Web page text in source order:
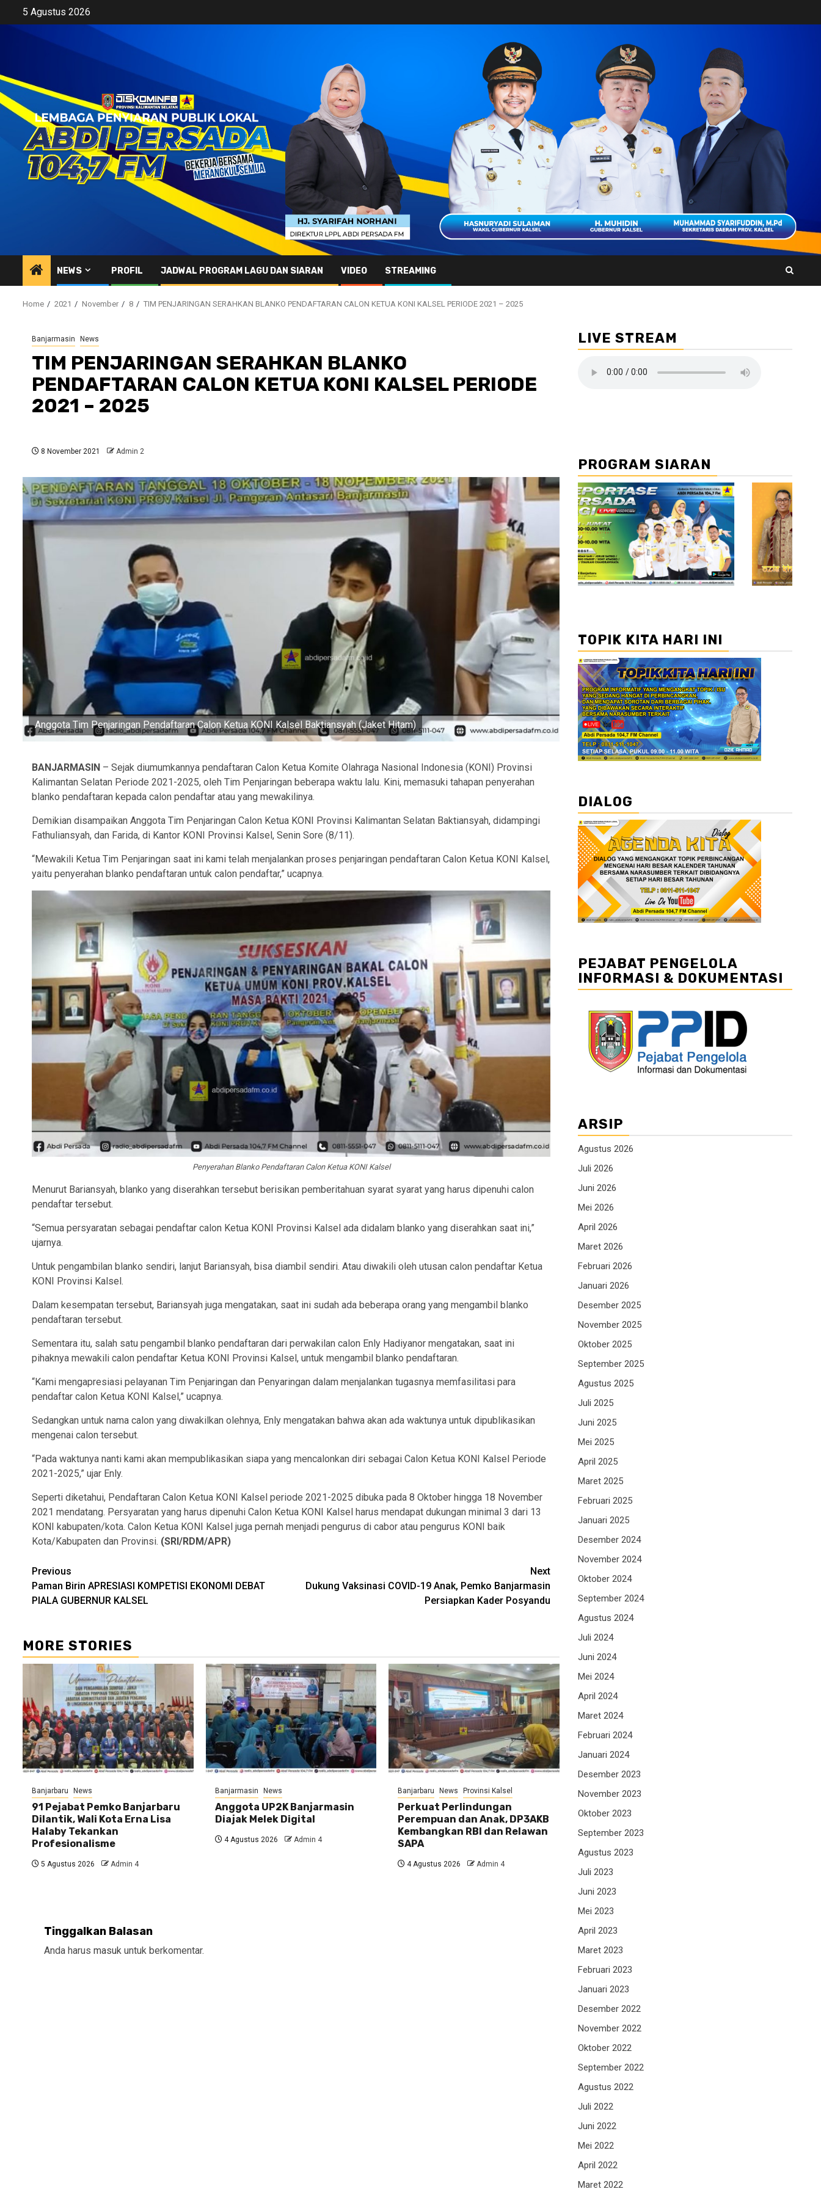
content
5 Agustus 2026
NEWS PROFIL JADWAL PROGRAM LAGU DAN SIARAN VIDEO STREAMING
Home 2021 November 8 TIM PENJARINGAN SERAHKAN BLANKO PENDAFTARAN CALON KETUA KONI KALSEL PERIODE 2021 – 2025
Banjarmasin News
TIM PENJARINGAN SERAHKAN BLANKO
PENDAFTARAN CALON KETUA KONI KALSEL PERIODE
2021 – 2025
8 November 2021 Admin 2
Anggota Tim Penjaringan Pendaftaran Calon Ketua KONI Kalsel Baktiansyah (Jaket Hitam)
BANJARMASIN – Sejak diumumkannya pendaftaran Calon Ketua Komite Olahraga Nasional Indonesia (KONI) Provinsi
Kalimantan Selatan Periode 2021-2025, oleh Tim Penjaringan beberapa waktu lalu. Kini, memasuki tahapan penyerahan
blanko pendaftaran kepada calon pendaftar atau yang mewakilinya.
Demikian disampaikan Anggota Tim Penjaringan Calon Ketua KONI Provinsi Kalimantan Selatan Baktiansyah, didampingi
Fathuliansyah, dan Farida, di Kantor KONI Provinsi Kalsel, Senin Sore (8/11).
“Mewakili Ketua Tim Penjaringan saat ini kami telah menjalankan proses penjaringan pendaftaran Calon Ketua KONI Kalsel,
yaitu penyerahan blanko pendaftaran untuk calon pendaftar,” ucapnya.
Penyerahan Blanko Pendaftaran Calon Ketua KONI Kalsel
Menurut Bariansyah, blanko yang diserahkan tersebut berisikan pemberitahuan syarat syarat yang harus dipenuhi calon
pendaftar tersebut.
“Semua persyaratan sebagai pendaftar calon Ketua KONI Provinsi Kalsel ada didalam blanko yang diserahkan saat ini,”
ujarnya.
Untuk pengambilan blanko sendiri, lanjut Bariansyah, bisa diambil sendiri. Atau diwakili oleh utusan calon pendaftar Ketua
KONI Provinsi Kalsel.
Dalam kesempatan tersebut, Bariansyah juga mengatakan, saat ini sudah ada beberapa orang yang mengambil blanko
pendaftaran tersebut.
Sementara itu, salah satu pengambil blanko pendaftaran dari perwakilan calon Enly Hadiyanor mengatakan, saat ini
pihaknya mewakili calon pendaftar Ketua KONI Provinsi Kalsel, untuk mengambil blanko pendaftaran.
“Kami mengapresiasi pelayanan Tim Penjaringan dan Penyaringan dalam menjalankan tugasnya memfasilitasi para
pendaftar calon Ketua KONI Kalsel,” ucapnya.
Sedangkan untuk nama calon yang diwakilkan olehnya, Enly mengatakan bahwa akan ada waktunya untuk dipublikasikan
mengenai calon tersebut.
“Pada waktunya nanti kami akan mempublikasikan siapa yang mencalonkan diri sebagai Calon Ketua KONI Kalsel Periode
2021-2025,” ujar Enly.
Seperti diketahui, Pendaftaran Calon Ketua KONI Kalsel periode 2021-2025 dibuka pada 8 Oktober hingga 18 November
2021 mendatang. Persyaratan yang harus dipenuhi Calon Ketua KONI Kalsel harus mendapat dukungan minimal 3 dari 13
KONI kabupaten/kota. Calon Ketua KONI Kalsel juga pernah menjadi pengurus di cabor atau pengurus KONI baik
Kota/Kabupaten dan Provinsi. (SRI/RDM/APR)
Continue
Reading
Previous
Paman Birin APRESIASI KOMPETISI EKONOMI DEBAT
PIALA GUBERNUR KALSEL
Next
Dukung Vaksinasi COVID-19 Anak, Pemko Banjarmasin
Persiapkan Kader Posyandu
MORE STORIES
Banjarbaru News
91 Pejabat Pemko Banjarbaru
Dilantik, Wali Kota Erna Lisa
Halaby Tekankan
Profesionalisme
5 Agustus 2026 Admin 4
Banjarmasin News
Anggota UP2K Banjarmasin
Diajak Melek Digital
4 Agustus 2026 Admin 4
Banjarbaru News Provinsi Kalsel
Perkuat Perlindungan
Perempuan dan Anak, DP3AKB
Kembangkan RBI dan Relawan
SAPA
4 Agustus 2026 Admin 4
Tinggalkan Balasan
Anda harus masuk untuk berkomentar.
LIVE STREAM
PROGRAM SIARAN
//1 //2
TOPIK KITA HARI INI
DIALOG
PEJABAT PENGELOLA
INFORMASI & DOKUMENTASI
ARSIP
Agustus 2026
Juli 2026
Juni 2026
Mei 2026
April 2026
Maret 2026
Februari 2026
Januari 2026
Desember 2025
November 2025
Oktober 2025
September 2025
Agustus 2025
Juli 2025
Juni 2025
Mei 2025
April 2025
Maret 2025
Februari 2025
Januari 2025
Desember 2024
November 2024
Oktober 2024
September 2024
Agustus 2024
Juli 2024
Juni 2024
Mei 2024
April 2024
Maret 2024
Februari 2024
Januari 2024
Desember 2023
November 2023
Oktober 2023
September 2023
Agustus 2023
Juli 2023
Juni 2023
Mei 2023
April 2023
Maret 2023
Februari 2023
Januari 2023
Desember 2022
November 2022
Oktober 2022
September 2022
Agustus 2022
Juli 2022
Juni 2022
Mei 2022
April 2022
Maret 2022